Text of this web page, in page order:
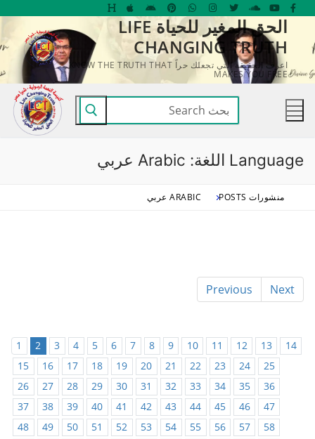
التجاوز
المحتوى
الحق المغير للحياة LIFE
CHANGING TRUTH
اعرف الحقيقة التي تجعلك حراً KNOW THE TRUTH THAT
MAKES YOU FREE
البحث
عن:
Language اللغة: Arabic عربي
منشورات POSTS ARABIC عربي
Previous Next
1 2 3 4 5 6 7 8 9 10 11 12 13
14
15
16 17 18 19 20 21 22 23 24
25
26
27 28 29 30 31 32 33 34 35
36
37
38 39 40 41 42 43 44 45 46
47
48
49 50 51 52 53 54 55 56 57
58